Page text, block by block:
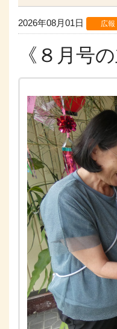
2026年08月01日 広報
《８月号